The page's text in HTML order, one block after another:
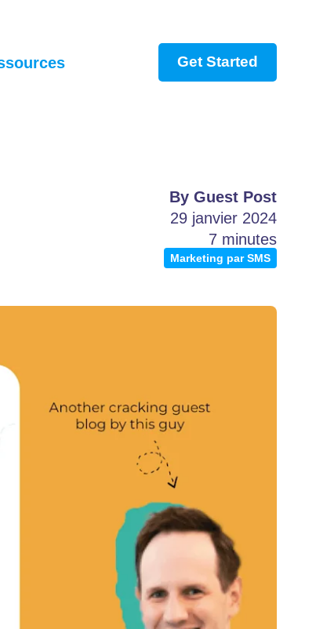
Get Started
By Guest Post
29 janvier 2024
7 minutes
Marketing par SMS